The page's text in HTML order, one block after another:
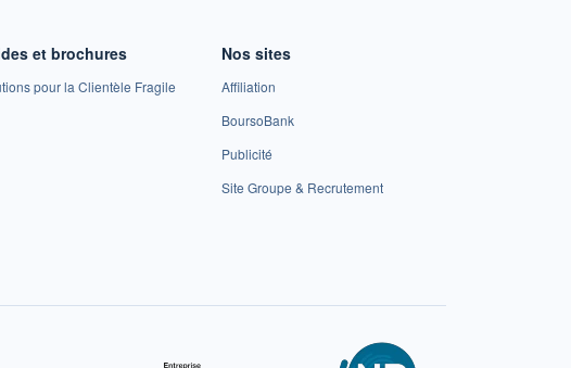
et brochures
pour la Clientèle Fragile
Nos sites
Affiliation
BoursoBank
Publicité
Site Groupe & Recrutement